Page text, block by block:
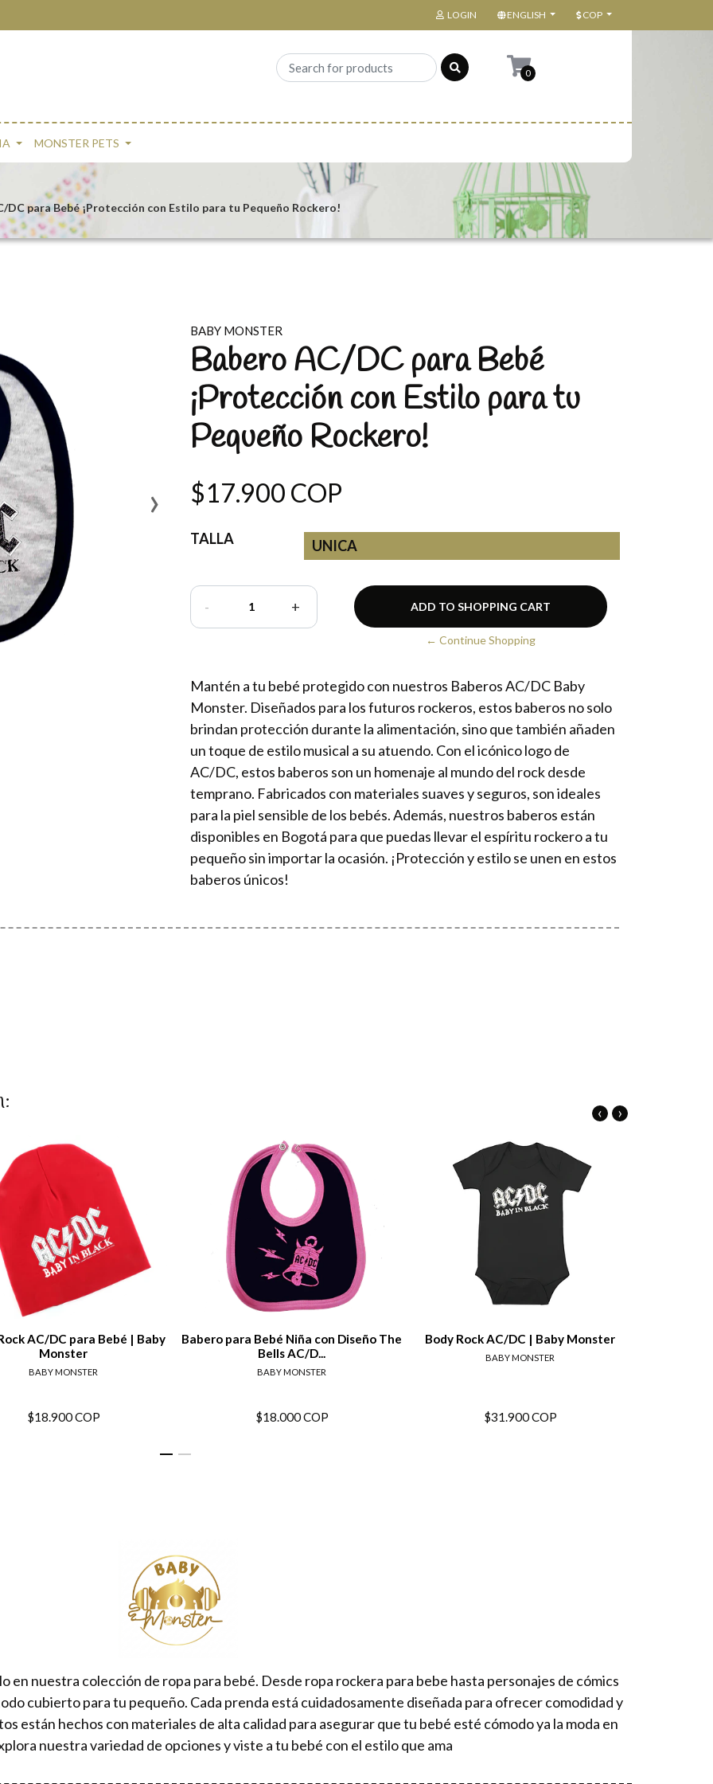
LOGIN ENGLISH COP
0
MONSTER PETS
DC para Bebé ¡Protección con Estilo para tu Pequeño Rockero!
›
BABY MONSTER
Babero AC/DC para Bebé
¡Protección con Estilo para tu
Pequeño Rockero!
$17.900 COP
TALLA UNICA
- +
← Continue Shopping
Mantén a tu bebé protegido con nuestros Baberos AC/DC Baby
Monster. Diseñados para los futuros rockeros, estos baberos no solo
brindan protección durante la alimentación, sino que también añaden
un toque de estilo musical a su atuendo. Con el icónico logo de
AC/DC, estos baberos son un homenaje al mundo del rock desde
temprano. Fabricados con materiales suaves y seguros, son ideales
para la piel sensible de los bebés. Además, nuestros baberos están
disponibles en Bogotá para que puedas llevar el espíritu rockero a tu
pequeño sin importar la ocasión. ¡Protección y estilo se unen en estos
baberos únicos!
AC/DC para Bebé | Baby
Monster
BABY MONSTER
View details
$18.900 COP
Babero para Bebé Niña con Diseño The
Bells AC/D...
BABY MONSTER
View details
$18.000 COP
Body Rock AC/DC | Baby Monster
BABY MONSTER
View details
$31.900 COP
‹ ›
nuestra colección de ropa para bebé. Desde ropa rockera para bebe hasta personajes de cómics
cubierto para tu pequeño. Cada prenda está cuidadosamente diseñada para ofrecer comodidad y
están hechos con materiales de alta calidad para asegurar que tu bebé esté cómodo ya la moda en
nuestra variedad de opciones y viste a tu bebé con el estilo que ama